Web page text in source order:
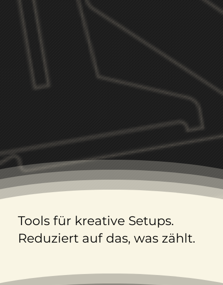
Tools für kreative Setups.
Reduziert auf das, was zählt.